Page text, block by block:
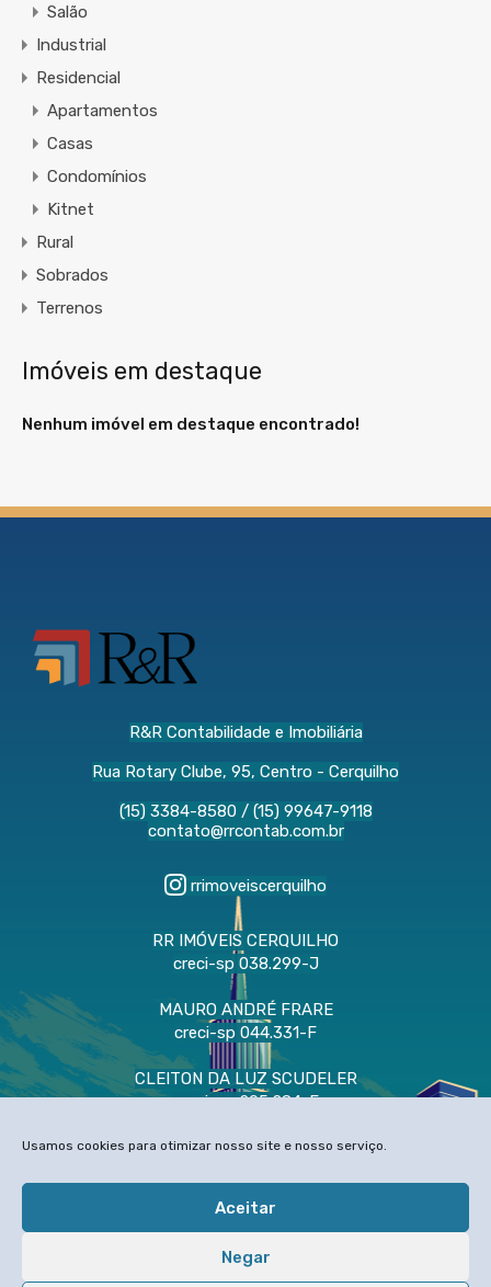
Usamos cookies para otimizar nosso site e nosso serviço.
Aceitar
Negar
Salão
Industrial
Residencial
Apartamentos
Casas
Condomínios
Kitnet
Rural
Sobrados
Terrenos
Imóveis em destaque
Nenhum imóvel em destaque encontrado!
R&R Contabilidade e Imobiliária
Rua Rotary Clube, 95, Centro - Cerquilho
(15) 3384-8580/ (15) 99647-9118
contato@rrcontab.com.br
rrimoveiscerquilho
RR IMÓVEIS CERQUILHO
creci-sp 038.299-J
MAURO ANDRÉ FRARE
creci-sp 044.331-F
CLEITON DA LUZ SCUDELER
creci-sp 205.284-F
Copyright © 2021 - Todos os Direitos Reservados
Desenvolvido por